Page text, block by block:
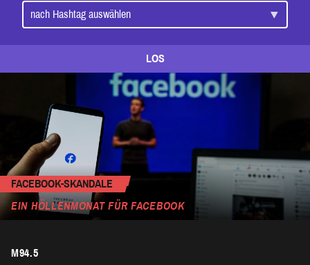
LOS
FACEBOOK-SKANDALE
EIN HÖLLENMONAT FÜR FACEBOOK
M94.5